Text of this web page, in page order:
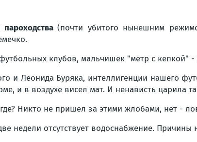
(почти убитого нынешним
клубов, мальчишек "метр с кепкой"
и Леонида Буряка, интеллигенции нашего
и в воздухе висел мат. И ненависть царила
Никто не пришел за этими жлобами, нет -
недели отсутствует водоснабжение. Причины